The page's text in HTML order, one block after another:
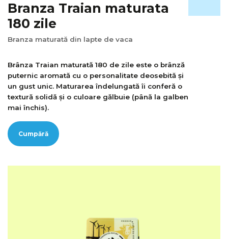
Branza Traian maturata
180 zile
Branza maturată din lapte de vaca
Brânza Traian maturată 180 de zile este o brânză
puternic aromată cu o personalitate deosebită și
un gust unic. Maturarea îndelungată îi conferă o
textură solidă și o culoare gălbuie (până la galben
mai închis).
Cumpără